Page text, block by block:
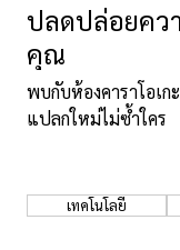
ปลดปล่อยคว
คุณ
พบกับห้องคาราโอเ
แปลกใหม่ไม่ซ้ำใคร
เทคโนโลยี